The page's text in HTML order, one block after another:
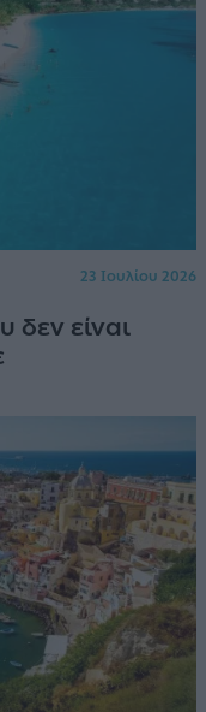
23 Ιουλίου 2026
δεν είναι